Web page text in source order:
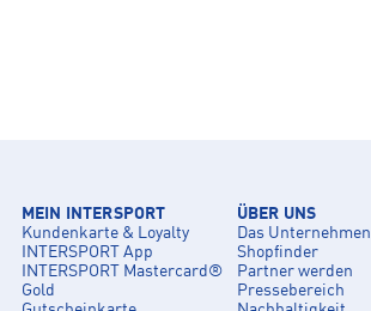
MEIN INTERSPORT
Kundenkarte & Loyalty
INTERSPORT App
INTERSPORT Mastercard®
Gold
ÜBER UNS
Das Unternehmen
Shopfinder
Partner werden
Pressebereich